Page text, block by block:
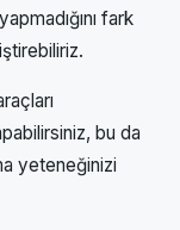
fark
bu da
yeteneğinizi